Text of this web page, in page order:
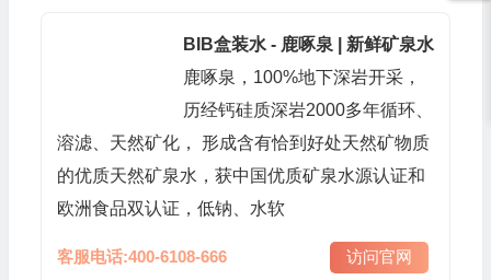
BIB盒装水 - 鹿啄泉 | 新鲜矿泉水
鹿啄泉，100%地下深岩开采，
历经钙硅质深岩2000多年循环、
溶滤、天然矿化， 形成含有恰到好处天然矿物质
的优质天然矿泉水，获中国优质矿泉水源认证和
欧洲食品双认证，低钠、水软
客服电话:400-6108-666 访问官网